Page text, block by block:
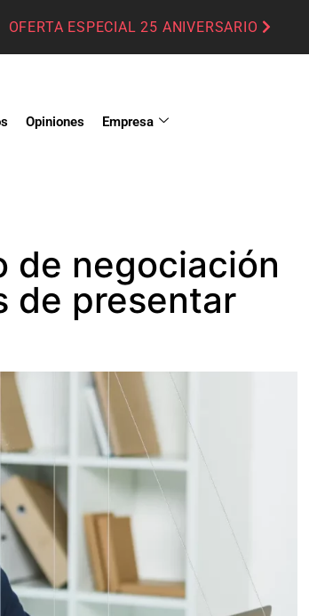
OFERTA ESPECIAL 25 ANIVERSARIO
Opiniones Empresa
de negociación
de presentar